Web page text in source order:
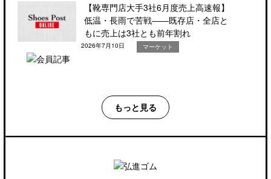
【靴専門店大手3社6月度売上高速報】
低温・長雨で苦戦――既存店・全店と
もに売上は3社とも前年割れ
2026年7月10日 マーケット
もっと見る